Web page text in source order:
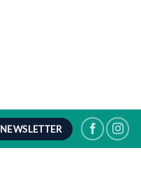
NEWSLETTER